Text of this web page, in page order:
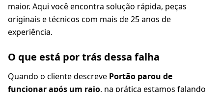
maior. Aqui você encontra solução rápida, peças
originais e técnicos com mais de 25 anos de
experiência.
O que está por trás dessa falha
Quando o cliente descreve Portão parou de
funcionar após um raio, na prática estamos falando